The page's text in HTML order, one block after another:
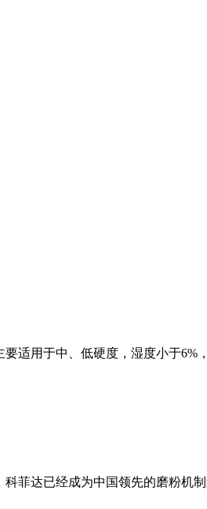
适用于中、低硬度，湿度小于
菲达已经成为中国领先的磨粉